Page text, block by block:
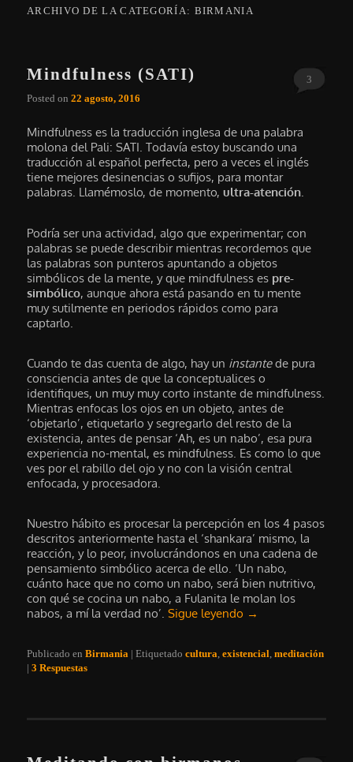
ARCHIVO DE LA CATEGORÍA: BIRMANIA
Mindfulness (SATI)
Posted on22 agosto, 2016
3
Mindfulness es la traducción inglesa de una palabra
molona del Pali: SATI. Todavía estoy buscando una
traducción al español perfecta, pero a veces el inglés
tiene mejores desinencias o sufijos, para montar
palabras. Llamémoslo, de momento,ultra-atención.
Podría ser una actividad, algo que experimentar; con
palabras se puede describir mientras recordemos que
las palabras son punteros apuntando a objetos
simbólicos de la mente, y que mindfulness es pre-
simbólico, aunque ahora está pasando en tu mente
muy sutilmente en periodos rápidos como para
captarlo.
Cuando te das cuenta de algo, hay un instantede pura
consciencia antes de que la conceptualices o
identifiques, un muy muy corto instante de mindfulness.
Mientras enfocas los ojos en un objeto, antes de
‘objetarlo’, etiquetarlo y segregarlo del resto de la
existencia, antes de pensar ‘Ah, es un nabo’, esa pura
experiencia no-mental, es mindfulness. Es como lo que
ves por el rabillo del ojo y no con la visión central
enfocada, y procesadora.
Nuestro hábito es procesar la percepción en los 4 pasos
descritos anteriormente hasta el ‘shankara’ mismo, la
reacción, y lo peor, involucrándonos en una cadena de
pensamiento simbólico acerca de ello. ‘Un nabo,
cuánto hace que no como un nabo, será bien nutritivo,
con qué se cocina un nabo, a Fulanita le molan los
nabos, a mí la verdad no’.Sigue leyendo →
Publicado en Birmania |Etiquetado cultura ,existencial ,meditación
|3 Respuestas